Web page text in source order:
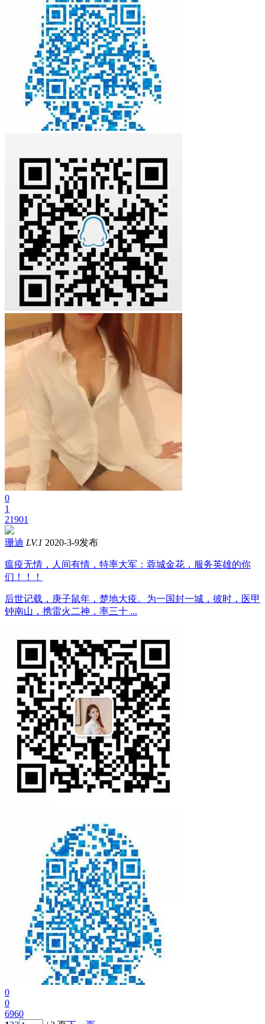
0
1
21901
珊迪 LV.1 2020-3-9发布
瘟疫无情，人间有情，特率大军：蓉城金花，服务英雄的你
们！！！
后世记载，庚子鼠年，楚地大疫。为一国封一城，彼时，医甲
钟南山，携雷火二神，率三十 ...
0
0
6960